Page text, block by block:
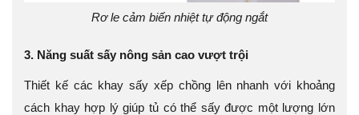
Rơ le cảm biến nhiệt tự động ngắt
3. Năng suất sấy nông sản cao vượt trội
Thiết kế các khay sấy xếp chồng lên nhanh với khoảng
cách khay hợp lý giúp tủ có thể sấy được một lượng lớn